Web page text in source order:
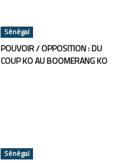
Sénégal
POUVOIR / OPPOSITION : DU
COUP KO AU BOOMERANG KO
Sénégal